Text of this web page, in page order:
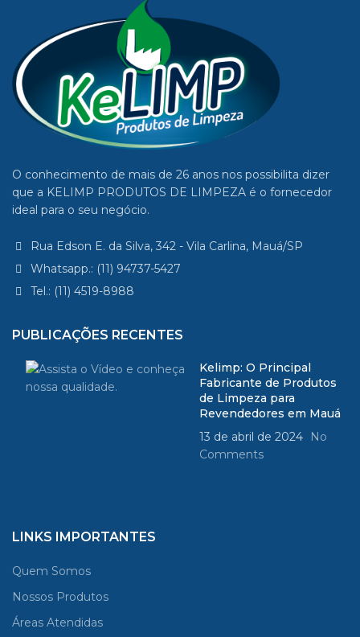
O conhecimento de mais de 26 anos nos possibilita dizer
que a KELIMP PRODUTOS DE LIMPEZA é o fornecedor
ideal para o seu negócio.
Rua Edson E. da Silva, 342 - Vila Carlina, Mauá/SP
Whatsapp.: (11) 94737-5427
Tel.: (11) 4519-8988
PUBLICAÇÕES RECENTES
Kelimp: O Principal
Fabricante de Produtos
de Limpeza para
Revendedores em Mauá
13 de abril de 2024
No
Comments
LINKS IMPORTANTES
Quem Somos
Nossos Produtos
Áreas Atendidas